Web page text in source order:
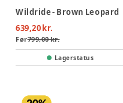
Wildride - Brown Leopard
639,20 kr.
Før799,00 kr.
Lagerstatus